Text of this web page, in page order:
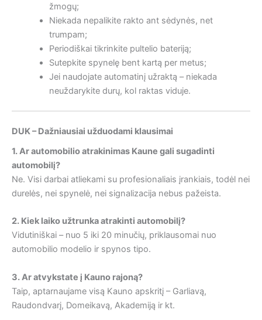
žmogų;
Niekada nepalikite rakto ant sėdynės, net
trumpam;
Periodiškai tikrinkite pultelio bateriją;
Sutepkite spynelę bent kartą per metus;
Jei naudojate automatinį užraktą – niekada
neuždarykite durų, kol raktas viduje.
DUK – Dažniausiai užduodami klausimai
1. Ar automobilio atrakinimas Kaune gali sugadinti
automobilį?
Ne. Visi darbai atliekami su profesionaliais įrankiais, todėl nei
durelės, nei spynelė, nei signalizacija nebus pažeista.
2. Kiek laiko užtrunka atrakinti automobilį?
Vidutiniškai – nuo 5 iki 20 minučių, priklausomai nuo
automobilio modelio ir spynos tipo.
3. Ar atvykstate į Kauno rajoną?
Taip, aptarnaujame visą Kauno apskritį – Garliavą,
Raudondvarį, Domeikavą, Akademiją ir kt.